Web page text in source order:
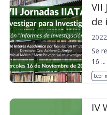
VII
de
Se
16 ...
Leer
IV